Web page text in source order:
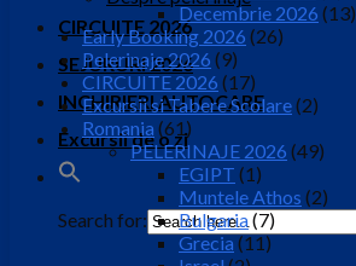
CIRCUITE 2026
SEJURURI 2026
INCHIRIERI AUTOCARE
Excursii de o zi
Search for:
Decembrie 2026 (13)
Early Booking 2026 (26)
Pelerinaje 2026 (9)
CIRCUITE 2026 (17)
Excursii si Tabere Scolare(2)
Romania (61)
PELERINAJE 2026 (49)
EGIPT (1)
Muntele Athos (2)
Bulgaria(7)
Grecia (11)